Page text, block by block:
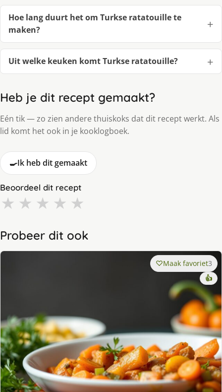
Hoe lang duurt het om Turkse ratatouille te
maken?
Uit welke keuken komt Turkse ratatouille?
Heb je dit recept gemaakt?
Eén tik — zo zien andere thuiskoks dat dit recept werkt. Als
lid komt het ook in je kooklogboek.
🍳Ik heb dit gemaakt
Beoordeel dit recept
★ ★ ★ ★ ★
Probeer dit ook
Maak favoriet3
👍